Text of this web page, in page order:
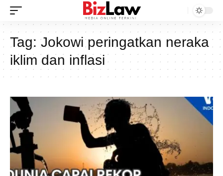
Tag:Jokowi peringatkan neraka
iklim dan inflasi